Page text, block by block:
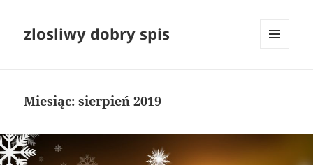
zlosliwy dobry spis
Miesiąc:sierpień 2019